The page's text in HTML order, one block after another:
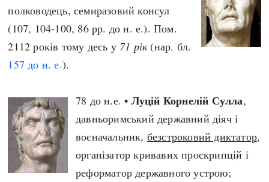
полководець, семиразовий консул
(107, 104-100, 86 рр. до н. е.). Пом.
2112 років тому десь у 71 рік(нар. бл.
157 до н. е.).
78 до н.е. • Луцій Корнелій Сулла,
давньоримський державний діяч і
воєначальник, безстроковий диктатор,
організатор кривавих проскрипцій і
реформатор державного устрою;